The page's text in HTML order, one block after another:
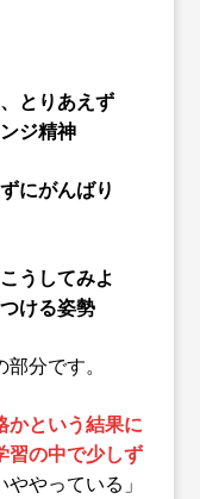
とりあえず
ジ精神
にがんばり
うしてみよ
ける姿勢
分です。
かという結果に
習の中で少しず
やっている」